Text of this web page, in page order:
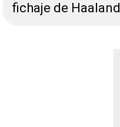
fichaje de Haaland